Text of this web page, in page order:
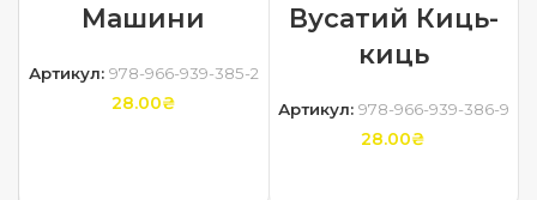
Машини
Артикул: 978-966-939-385-2
28.00₴
Вусатий Киць-
киць
Артикул: 978-966-939-386-9
28.00₴